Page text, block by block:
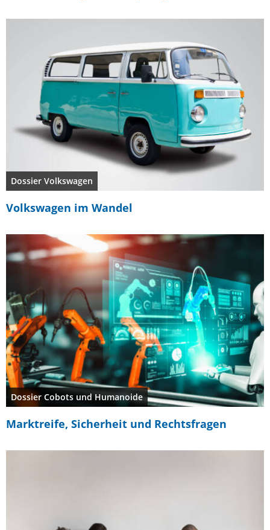
Dossier Volkswagen
Volkswagen im Wandel
Dossier Cobots und Humanoide
Marktreife, Sicherheit und Rechtsfragen